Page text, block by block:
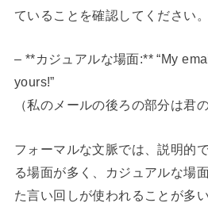
ていることを確認してください。
– **カジュアルな場面:** “My
yours!”
（私のメールの後ろの部分は君
フォーマルな文脈では、説明的
る場面が多く、カジュアルな場
た言い回しが使われることが多い